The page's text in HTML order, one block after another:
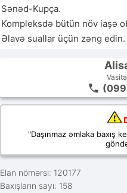
Sənəd-Kupça.
Kompleksdə bütün növ iaşə
"Daşınmaz əmlaka baxış
Elan nömərsi: 120177
Baxışların sayı: 158